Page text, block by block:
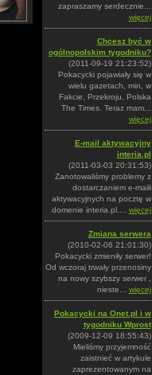
zapraszamy serdecznie...
więcej
Chcesz być w
ogólnopolskim tygodniku?
(2011-09-19 21:23:52)
Pokacycki pojawiały się w
wielu gazetach, min, w
Fakcie, Przekroju, Polska
The Times. Teraz mam...
więcej
E-mail aktywacyjny
interia.pl
(2011-03-03 20:31:53)
Zanotowaliśmy problemy z
dostarczaniem e-maili
aktywacyjnych na pocztę w
domenie interia.pl.... więcej
Zmiana serwera
(2010-02-06 21:01:30)
Pokacycki zmieniły serwer!
Od wczoraj trwały przenosiny
na nowy szybszy serwer ,
nieste... więcej
Pokacycki na Onet.pl i w
tygodniku Wprost
(2009-12-09 18:55:43)
Mieliśmy przyjemność
zaistnieć w artykule
zaprezentowanym na